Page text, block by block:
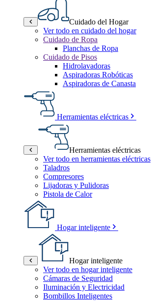
Cuidado del Hogar
Ver todo en cuidado del hogar
Cuidado de Ropa
Planchas de Ropa
Cuidado de Pisos
Hidrolavadoras
Aspiradoras Robóticas
Aspiradoras de Canasta
Herramientas eléctricas
Herramientas eléctricas
Ver todo en herramientas eléctricas
Taladros
Compresores
Lijadoras y Pulidoras
Pistola de Calor
Hogar inteligente
Hogar inteligente
Ver todo en hogar inteligente
Cámaras de Seguridad
Iluminación y Electricidad
Bombillos Inteligentes